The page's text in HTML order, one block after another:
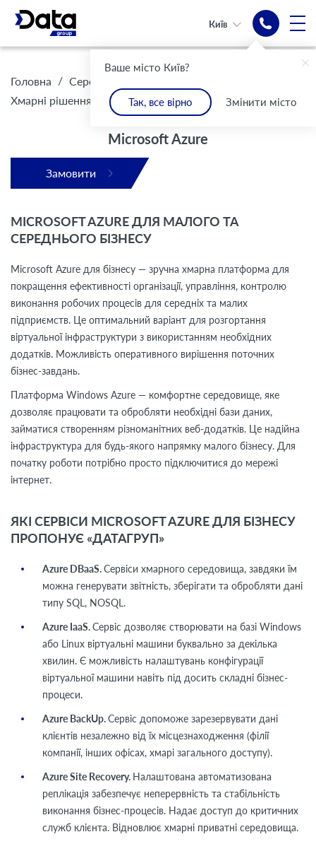
Ваше місто Київ?
Так, все вірно Змінити місто
Київ
Головна / Середньому та малому бізнесу
Хмарні рішення
Microsoft Azure
Microsoft Azure
Замовити
MICROSOFT AZURE ДЛЯ МАЛОГО ТА
СЕРЕДНЬОГО БІЗНЕСУ
Microsoft Azure для бізнесу — зручна хмарна платформа для
покращення ефективності організації, управління, контролю
виконання робочих процесів для середніх та малих
підприємств. Це оптимальний варіант для розгортання
віртуальної інфраструктури з використанням необхідних
додатків. Можливість оперативного вирішення поточних
бізнес-завдань.
Платформа Windows Azure — комфортне середовище, яке
дозволяє працювати та обробляти необхідні бази даних,
займатися створенням різноманітних веб-додатків. Це надійна
інфраструктура для будь-якого напрямку малого бізнесу. Для
початку роботи потрібно просто підключитися до мережі
інтернет.
ЯКІ СЕРВІСИ MICROSOFT AZURE ДЛЯ БІЗНЕСУ
ПРОПОНУЄ «ДАТАГРУП»
Azure DBaaS.Сервіси хмарного середовища, завдяки їм
можна генерувати звітність, зберігати та обробляти дані
типу SQL, NOSQL.
Azure IaaS.Сервіс дозволяє створювати на базі Windows
або Linux віртуальні машини буквально за декілька
хвилин. Є можливість налаштувань конфігурації
віртуальної машини навіть під досить складні бізнес-
процеси.
Azure BackUp.Сервіс допоможе зарезервувати дані
клієнтів незалежно від їх місцезнаходження (філії
компанії, інших офісах, хмарі загального доступу).
Azure Site Recovery. Налаштована автоматизована
реплікація забезпечує неперервність та стабільність
виконання бізнес-процесів. Надає доступ до критичних
служб клієнта. Відновлює хмарні приватні середовища.